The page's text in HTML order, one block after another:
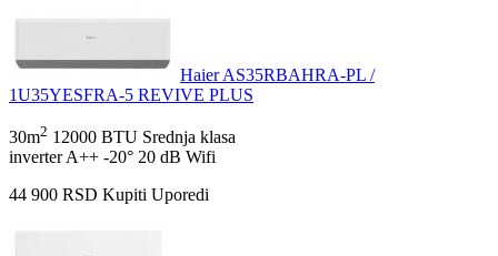
Haier AS35RBAHRA-PL /
1U35YESFRA-5 REVIVE PLUS
30m2 12000 BTU Srednja klasa
inverterA++ -20° 20 dB Wifi
44 900 RSD Kupiti Uporedi